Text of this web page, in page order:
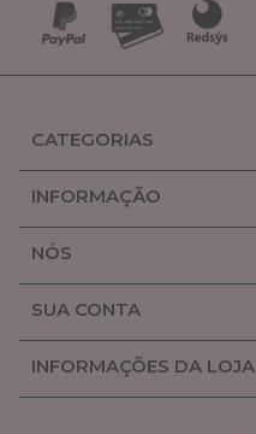
CATEGORIAS
INFORMAÇÃO
NÓS
SUA CONTA
INFORMAÇÕES DA LOJA